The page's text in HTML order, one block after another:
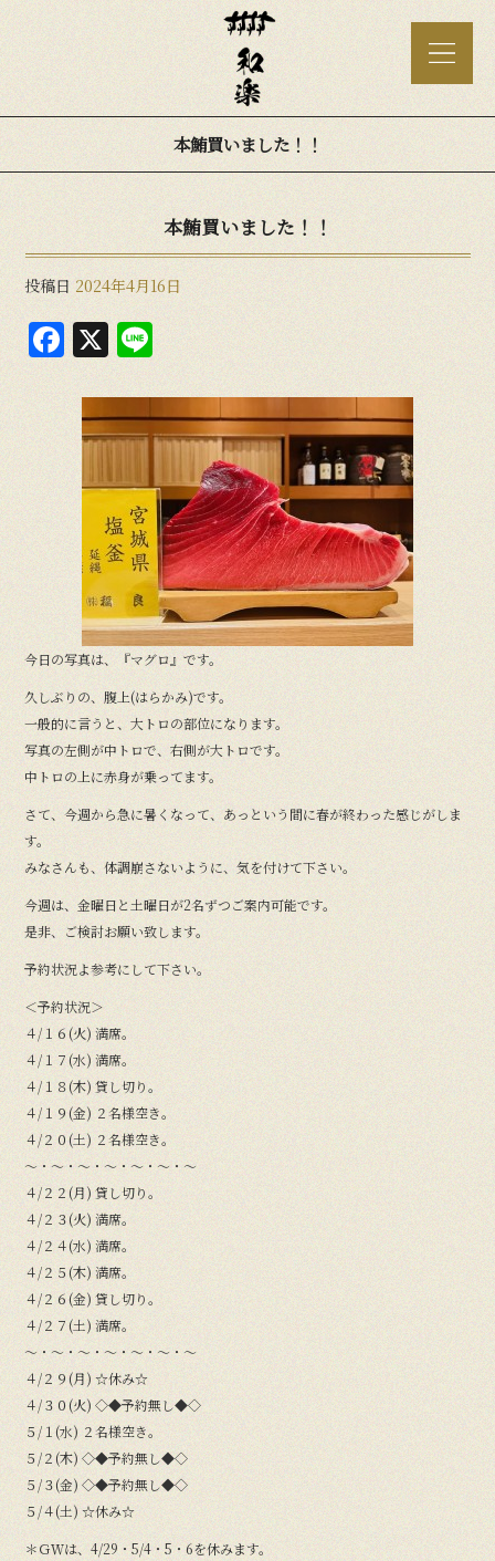
本鮪買いました！！
本鮪買いました！！
投稿日 2024年4月16日
F
a
c
e
b
o
k
X
e
今日の写真は、『マグロ』です。
久しぶりの、腹上(はらかみ)です。
一般的に言うと、大トロの部位になります。
写真の左側が中トロで、右側が大トロです。
中トロの上に赤身が乗ってます。
さて、今週から急に暑くなって、あっという間に春が終わった感じがしま
す。
みなさんも、体調崩さないように、気を付けて下さい。
今週は、金曜日と土曜日が2名ずつご案内可能です。
是非、ご検討お願い致します。
予約状況よ参考にして下さい。
＜予約状況＞
４/１６(火) 満席。
４/１７(水) 満席。
４/１８(木) 貸し切り。
４/１９(金) ２名様空き。
４/２０(土) ２名様空き。
〜・〜・〜・〜・〜・〜・〜
４/２２(月) 貸し切り。
４/２３(火) 満席。
４/２４(水) 満席。
４/２５(木) 満席。
４/２６(金) 貸し切り。
４/２７(土) 満席。
〜・〜・〜・〜・〜・〜・〜
４/２９(月) ☆休み☆
４/３０(火) ◇◆予約無し◆◇
５/１(水) ２名様空き。
５/２(木) ◇◆予約無し◆◇
５/３(金) ◇◆予約無し◆◇
５/４(土) ☆休み☆
＊ＧＷは、4/29・5/4・5・6を休みます。